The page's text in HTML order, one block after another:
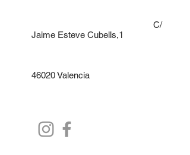
C/
Jaime Esteve Cubells,1
46020 Valencia